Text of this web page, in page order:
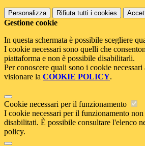
Personalizza Rifiuta tutti i cookies
Gestione cookie
In questa schermata è possibile scegliere
I cookie necessari sono quelli che
piattaforma e non è possibile disabilitarli.
Per conoscere quali sono i cookie
visionare la COOKIE POLICY.
Cookie necessari per il funzionamento
I cookie necessari per il funzionamento non
disabilitati. È possibile consultare l'elenco
policy.